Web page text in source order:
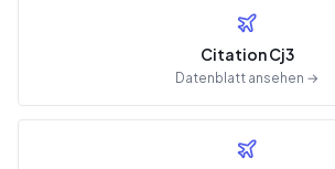
Citation Cj3
Datenblatt ansehen →